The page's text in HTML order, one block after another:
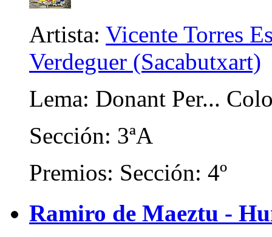
Artista: Vicente Torres
Verdeguer (Sacabutxart)
Lema: Donant Per...
Sección: 3ªA
Premios: Sección: 4º
Ramiro de Maeztu -